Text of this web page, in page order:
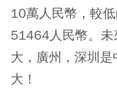
10萬人民幣，較
51464人民幣。未
大，廣州，深圳
大！